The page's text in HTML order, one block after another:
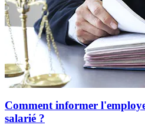
Comment informer
salarié ?